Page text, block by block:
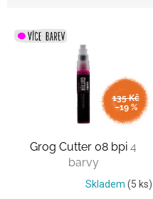
V
135 Kč
–19 %
Grog Cutter 08 bpi 4
barvy
Skladem (5 ks)